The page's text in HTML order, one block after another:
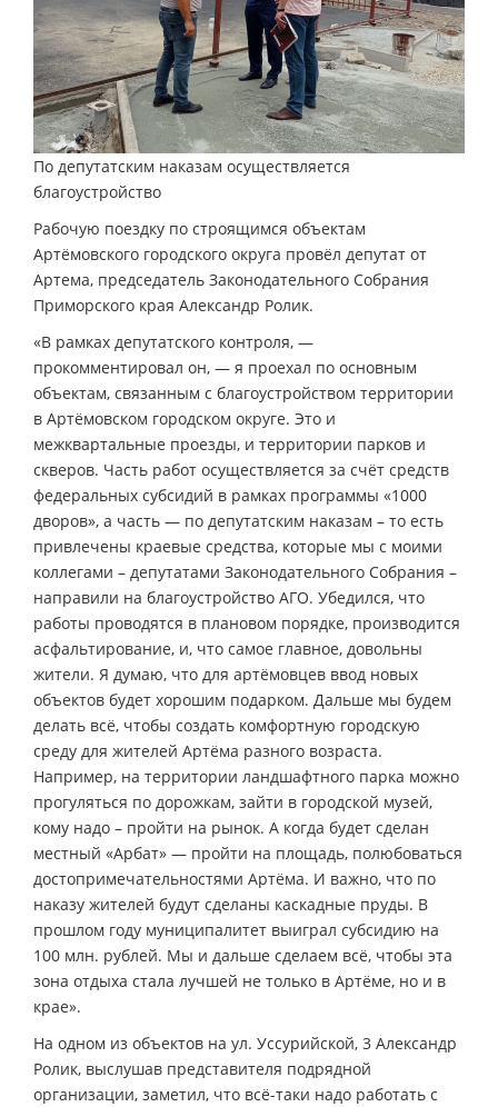
По депутатским наказам осуществляется
благоустройство
Рабочую поездку по строящимся объектам
Артёмовского городского округа провёл депутат от
Артема, председатель Законодательного Собрания
Приморского края Александр Ролик.
«В рамках депутатского контроля, —
прокомментировал он, — я проехал по основным
объектам, связанным с благоустройством территории
в Артёмовском городском округе. Это и
межквартальные проезды, и территории парков и
скверов. Часть работ осуществляется за счёт средств
федеральных субсидий в рамках программы «1000
дворов», а часть — по депутатским наказам – то есть
привлечены краевые средства, которые мы с моими
коллегами – депутатами Законодательного Собрания –
направили на благоустройство АГО. Убедился, что
работы проводятся в плановом порядке, производится
асфальтирование, и, что самое главное, довольны
жители. Я думаю, что для артёмовцев ввод новых
объектов будет хорошим подарком. Дальше мы будем
делать всё, чтобы создать комфортную городскую
среду для жителей Артёма разного возраста.
Например, на территории ландшафтного парка можно
прогуляться по дорожкам, зайти в городской музей,
кому надо – пройти на рынок. А когда будет сделан
местный «Арбат» — пройти на площадь, полюбоваться
достопримечательностями Артёма. И важно, что по
наказу жителей будут сделаны каскадные пруды. В
прошлом году муниципалитет выиграл субсидию на
100 млн. рублей. Мы и дальше сделаем всё, чтобы эта
зона отдыха стала лучшей не только в Артёме, но и в
крае».
На одном из объектов на ул. Уссурийской, 3 Александр
Ролик, выслушав представителя подрядной
организации, заметил, что всё-таки надо работать с